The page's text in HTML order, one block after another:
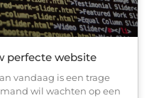
perfecte website
vandaag is een trage
wil wachten op een